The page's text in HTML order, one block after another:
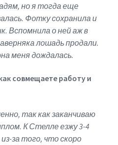
но я тогда еще
Фотку сохранила и
Вспомнила о ней аж в
лошадь продали.
меня дождалась.
совмещаете работу и
так как заканчиваю
К Стелле езжу 3-4
за того, что скоро